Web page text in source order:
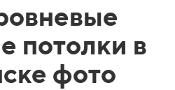
потолки в
фото